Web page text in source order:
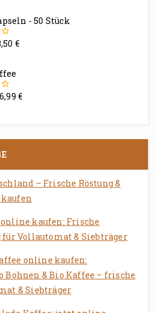
- 50 Stück
€
€
– Frische Röstung &
kaufen: Frische
Vollautomat & Siebträger
online kaufen:
Bohnen & Bio Kaffee – frische
& Siebträger